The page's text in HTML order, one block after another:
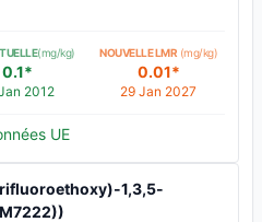
(mg/kg)
0.1*
2012
NOUVELLE LMR (mg/kg)
0.01*
29 Jan 2027
UE
1,3,5-